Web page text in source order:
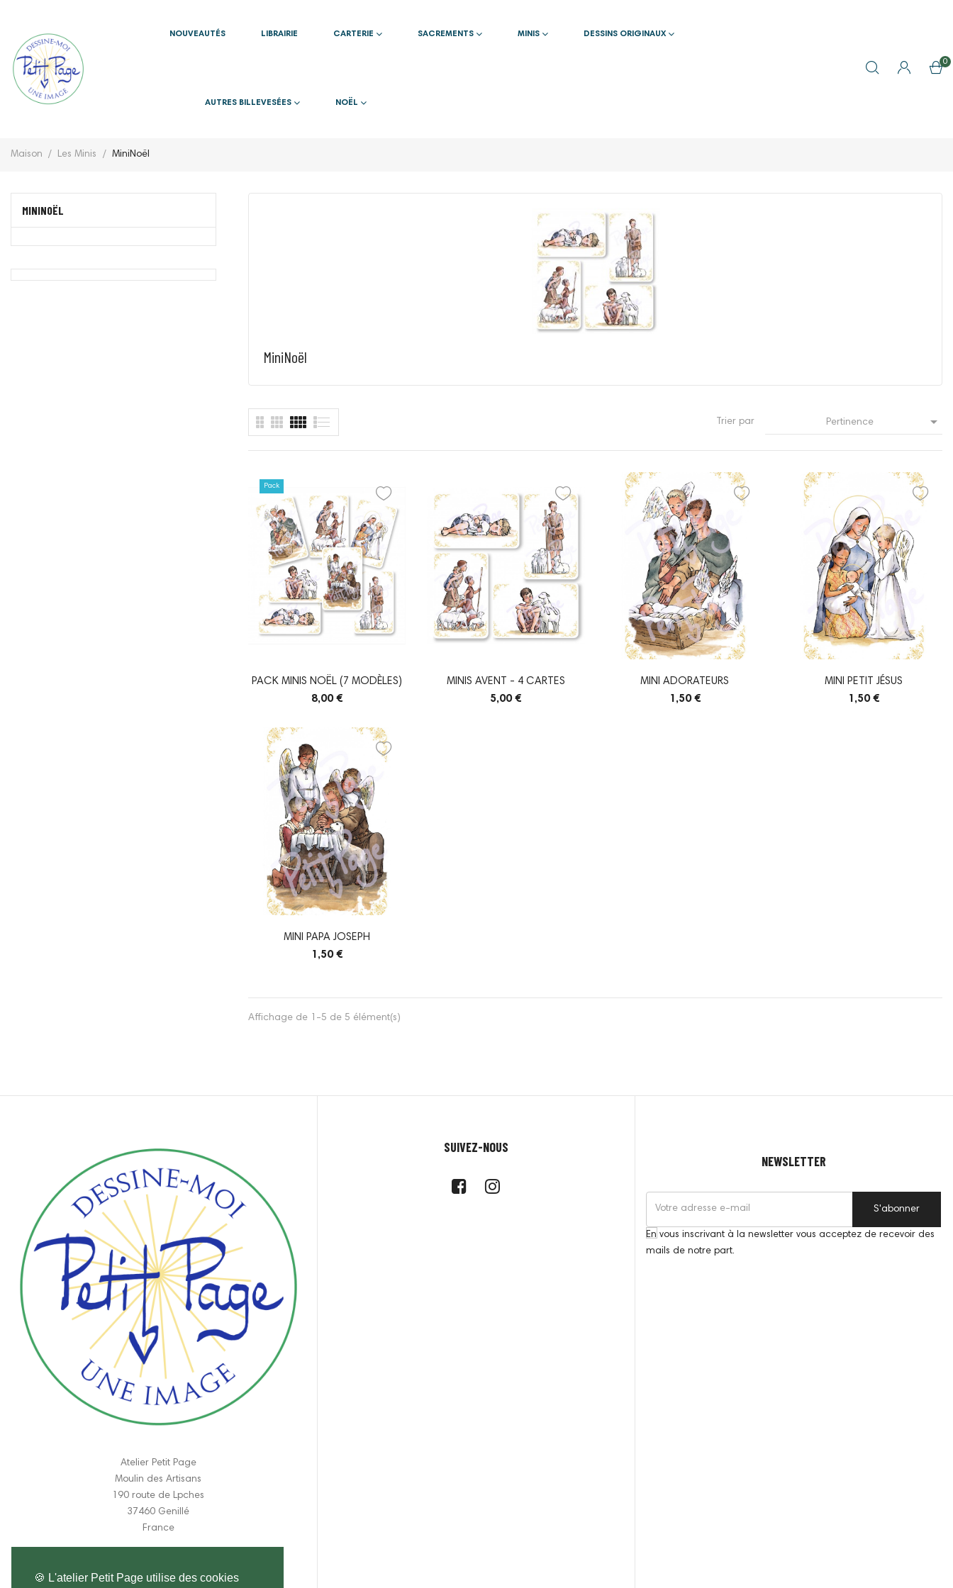
🍪 L'atelier Petit Page utilise des cookies
NOUVEAUTÉS LIBRAIRIE CARTERIE SACREMENTS MINIS DESSINS ORIGINAUX
AUTRES BILLEVESÉES NOËL
0
Maison Les Minis MiniNoël
MININOËL
MiniNoël
Trier par Pertinence 
Pack
PACK MINIS NOËL (7 MODÈLES)
8,00 €
MINIS AVENT - 4 CARTES
5,00 €
MINI ADORATEURS
1,50 €
MINI PETIT JÉSUS
1,50 €
MINI PAPA JOSEPH
1,50 €
Affichage de 1-5 de 5 élément(s)
Atelier Petit Page
Moulin des Artisans
190 route de Lpches
37460 Genillé
France
atelier.petitpage@gmail.com
SUIVEZ-NOUS
NEWSLETTER
S'abonner
En vous inscrivant à la newsletter vous acceptez de recevoir des
mails de notre part.